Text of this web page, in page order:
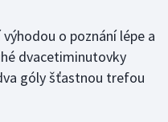
o poznání lépe a
dvacetiminutovky
góly šťastnou trefou